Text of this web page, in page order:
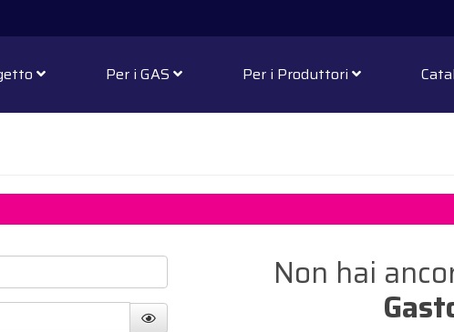
Per i GAS Per i Produttori
Non hai